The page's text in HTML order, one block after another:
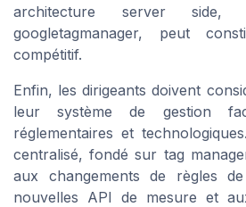
architecture server
googletagmanager, peut
compétitif.
Enfin, les dirigeants doivent
leur système de gestion
réglementaires et
centralisé, fondé sur tag
aux changements de règles
nouvelles API de mesure et